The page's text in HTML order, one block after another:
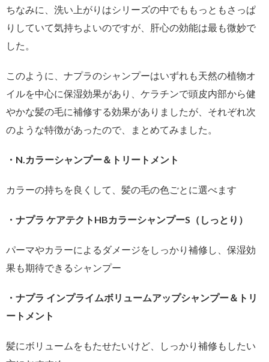
ちなみに、洗い上がりはシリーズの中でももっともさっぱ
りしていて気持ちよいのですが、肝心の効能は最も微妙で
した。
このように、ナプラのシャンプーはいずれも天然の植物オ
イルを中心に保湿効果があり、ケラチンで頭皮内部から健
やかな髪の毛に補修する効果がありましたが、それぞれ次
のような特徴があったので、まとめてみました。
・N.カラーシャンプー＆トリートメント
カラーの持ちを良くして、髪の毛の色ごとに選べます
・ナプラ ケアテクトHBカラーシャンプーS（しっとり）
パーマやカラーによるダメージをしっかり補修し、保湿効
果も期待できるシャンプー
・ナプラ インプライムボリュームアップシャンプー＆トリ
ートメント
髪にボリュームをもたせたいけど、しっかり補修もしたい